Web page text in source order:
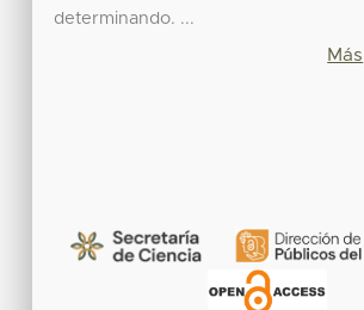
determinando. ...
Más